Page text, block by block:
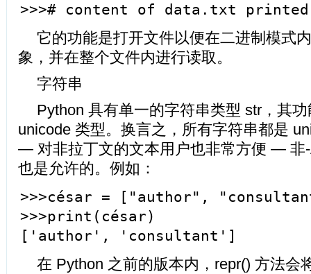
>>># content of data.txt
它的功能是打开文件以便在二进制模式
象，并在整个文件内进行读取。
字符串
Python 具有单一的字符串类型 str，其
unicode 类型。换言之，所有字符串都是
— 对非拉丁文的文本用户也非常方便 — 非
也是允许的。例如：
>>>césar = ["author",
>>>print(césar)
['author', 'consultant']
在 Python 之前的版本内，repr() 方法会